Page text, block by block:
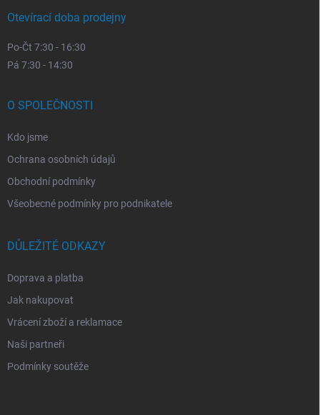
Otevírací doba prodejny
Po-Čt 7:30 - 16:30
Pá 7:30 - 14:30
O SPOLEČNOSTI
Kdo jsme
Ochrana osobních údajů
Obchodní podmínky
Všeobecné podmínky pro podnikatele
DŮLEŽITÉ ODKAZY
Doprava a platba
Jak nakupovat
Vrácení zboží a reklamace
Naši partneři
Podmínky soutěže